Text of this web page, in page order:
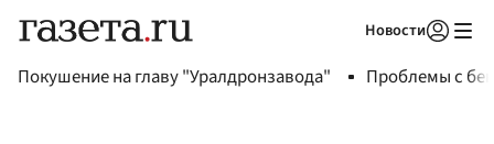
Новости
Покушение на главу "Уралдронзавода" Проблемы с